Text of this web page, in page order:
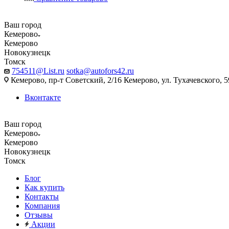
Ваш город
Кемерово
Кемерово
Новокузнецк
Томск
754511@List.ru sotka@autofors42.ru
Кемерово, пр-т Советский, 2/16 Кемерово, ул. Тухачевского,
Вконтакте
Ваш город
Кемерово
Кемерово
Новокузнецк
Томск
Блог
Как купить
Контакты
Компания
Отзывы
Акции